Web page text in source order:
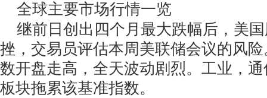
全球主要市场行情一览
继前日创出四个月最大跌幅后，美
挫，交易员评估本周美联储会议的风
数开盘走高，全天波动剧烈。工业，
板块拖累该基准指数。